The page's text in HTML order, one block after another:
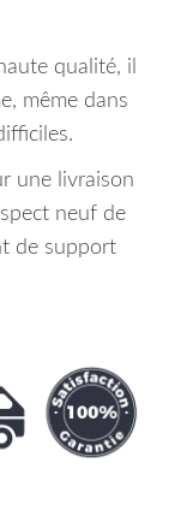
qualité, il
même dans
une livraison
neuf de
de support